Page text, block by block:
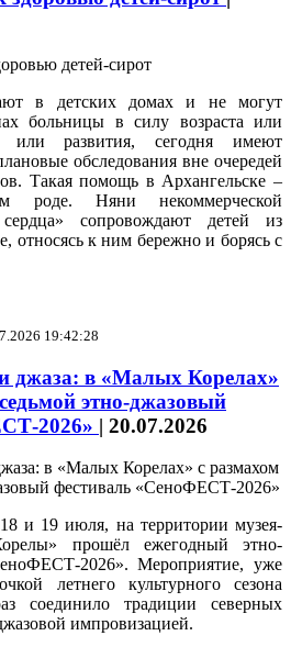
в детских домах и не могут
больницы в силу возраста или
или развития, сегодня имеют
обследования вне очередей
Такая помощь в Архангельске –
роде. Няни некоммерческой
сопровождают детей из
относясь к ним бережно и борясь с
19:42:28
и джаза: в «Малых Корелах»
этно-джазовый
2026» | 20.07.2026
и 19 июля, на территории музея-
прошёл ежегодный этно-
2026». Мероприятие, уже
летнего культурного сезона
соединило традиции северных
импровизацией.